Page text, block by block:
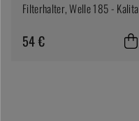
Filterhalter, Welle 185 - Kalita
54 €